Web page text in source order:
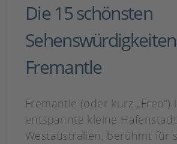
Die 15 schönsten
Fremantle
Fremantle (oder kurz „Freo“)
entspannte kleine
Westaustralien, berühmt für